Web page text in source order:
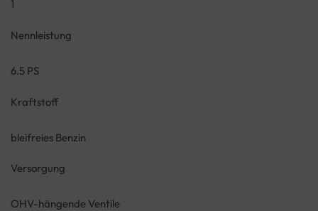
1
Nennleistung
6.5 PS
Kraftstoff
bleifreies Benzin
Versorgung
OHV-hängende Ventile